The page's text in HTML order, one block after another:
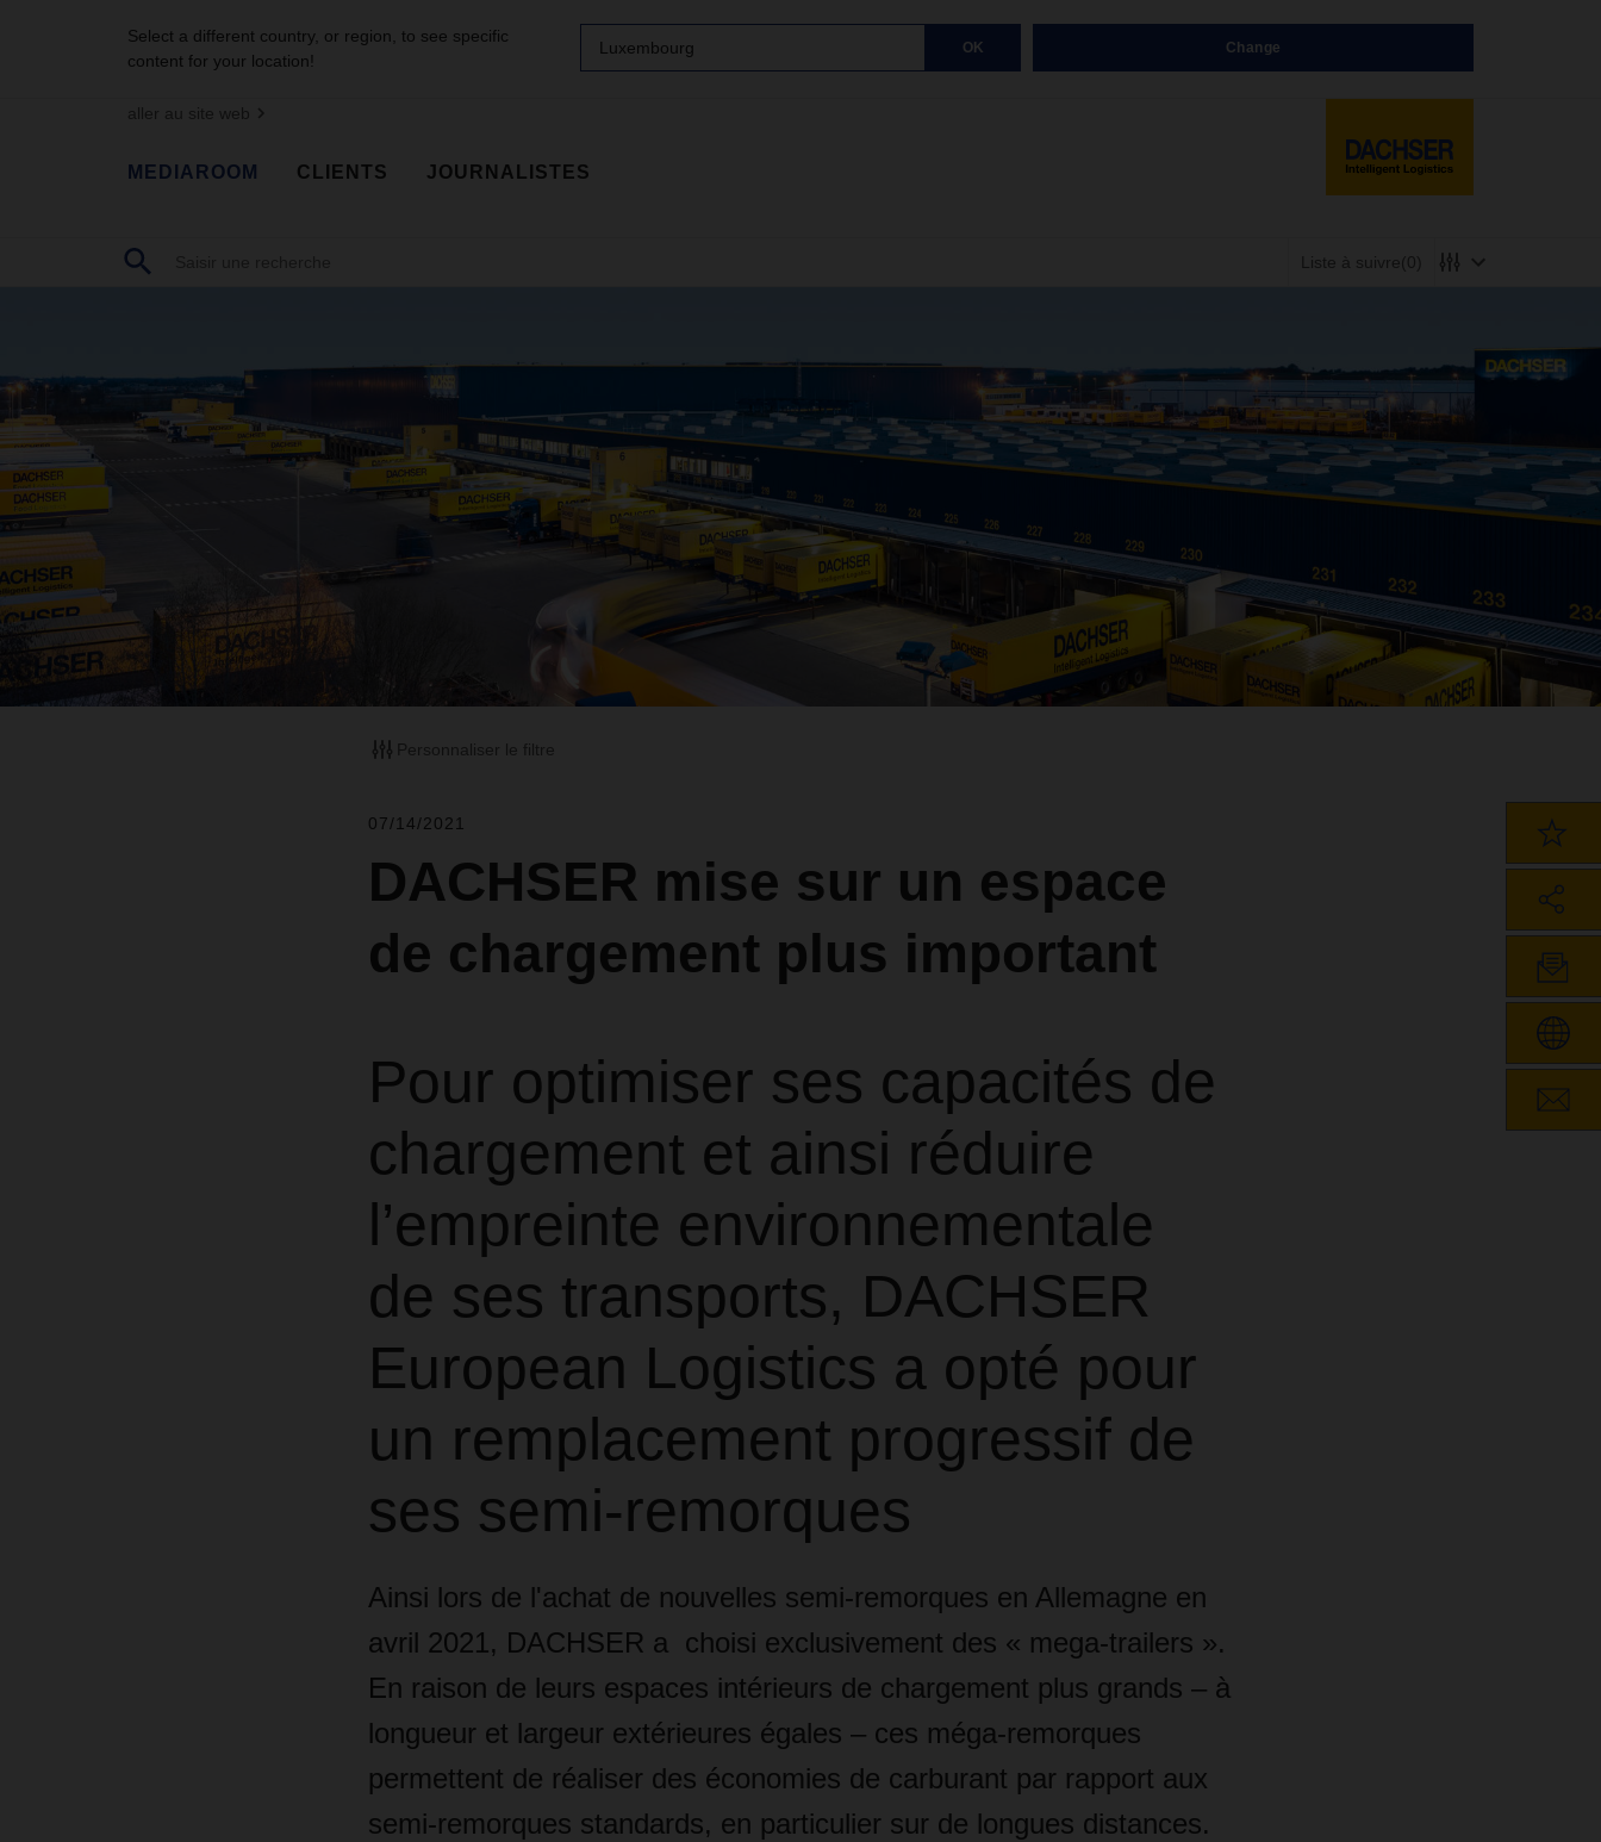
Select a different country, or region, to see specific
content for your location!
Luxembourg OK Change
aller au site web
MEDIAROOM CLIENTS JOURNALISTES
Liste à suivre(0)
Personnaliser le filtre
07/14/2021
DACHSER mise sur un espace
de chargement plus important
Pour optimiser ses capacités de
chargement et ainsi réduire
l’empreinte environnementale
de ses transports, DACHSER
European Logistics a opté pour
un remplacement progressif de
ses semi-remorques
Ainsi lors de l'achat de nouvelles semi-remorques en Allemagne en
avril 2021, DACHSER a choisi exclusivement des « mega-trailers ».
En raison de leurs espaces intérieurs de chargement plus grands – à
longueur et largeur extérieures égales –ces méga-remorques
permettent de réaliser des économies de carburant par rapport aux
semi-remorques standards, en particulier sur de longues distances.